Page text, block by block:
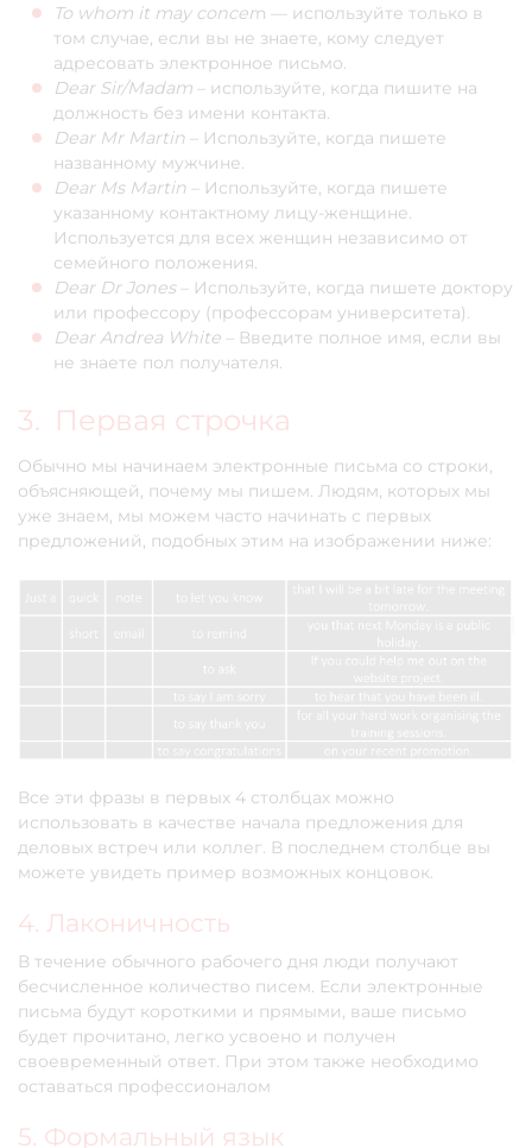
To whom it may concern — используйте только в
том случае, если вы не знаете, кому следует
адресовать электронное письмо.
Dear Sir/Madam – используйте, когда пишите на
должность без имени контакта.
Dear Mr Martin – Используйте, когда пишете
названному мужчине.
Dear Ms Martin – Используйте, когда пишете
указанному контактному лицу-женщине.
Используется для всех женщин независимо от
семейного положения.
Dear Dr Jones– Используйте, когда пишете доктору
или профессору (профессорам университета).
Dear Andrea White – Введите полное имя, если вы
не знаете пол получателя.
3. Первая строчка
Обычно мы начинаем электронные письма со строки,
объясняющей, почему мы пишем. Людям, которых мы
уже знаем, мы можем часто начинать с первых
предложений, подобных этим на изображении ниже:
Все эти фразы в первых 4 столбцах можно
использовать в качестве начала предложения для
деловых встреч или коллег. В последнем столбце вы
можете увидеть пример возможных концовок.
4. Лаконичность
В течение обычного рабочего дня люди получают
бесчисленное количество писем. Если электронные
письма будут короткими и прямыми, ваше письмо
будет прочитано, легко усвоено и получен
своевременный ответ. При этом также необходимо
оставаться профессионалом
5. Формальный язык